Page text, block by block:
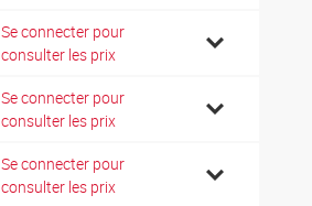
Se connecter pour
consulter les prix
Se connecter pour
consulter les prix
Se connecter pour
consulter les prix